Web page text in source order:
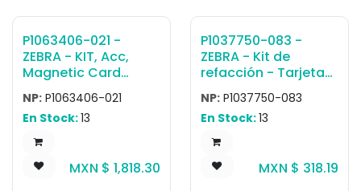
P1063406-021 -
ZEBRA - KIT, Acc,
Magnetic Card
Reader, ZQ510
NP: P1063406-021
En Stock:13
MXN $ 1,818.30
P1037750-083 -
ZEBRA - Kit de
refacción - Tarjeta
Kit Ribbon Spindles
ZXP7
NP: P1037750-083
En Stock:13
MXN $ 318.19